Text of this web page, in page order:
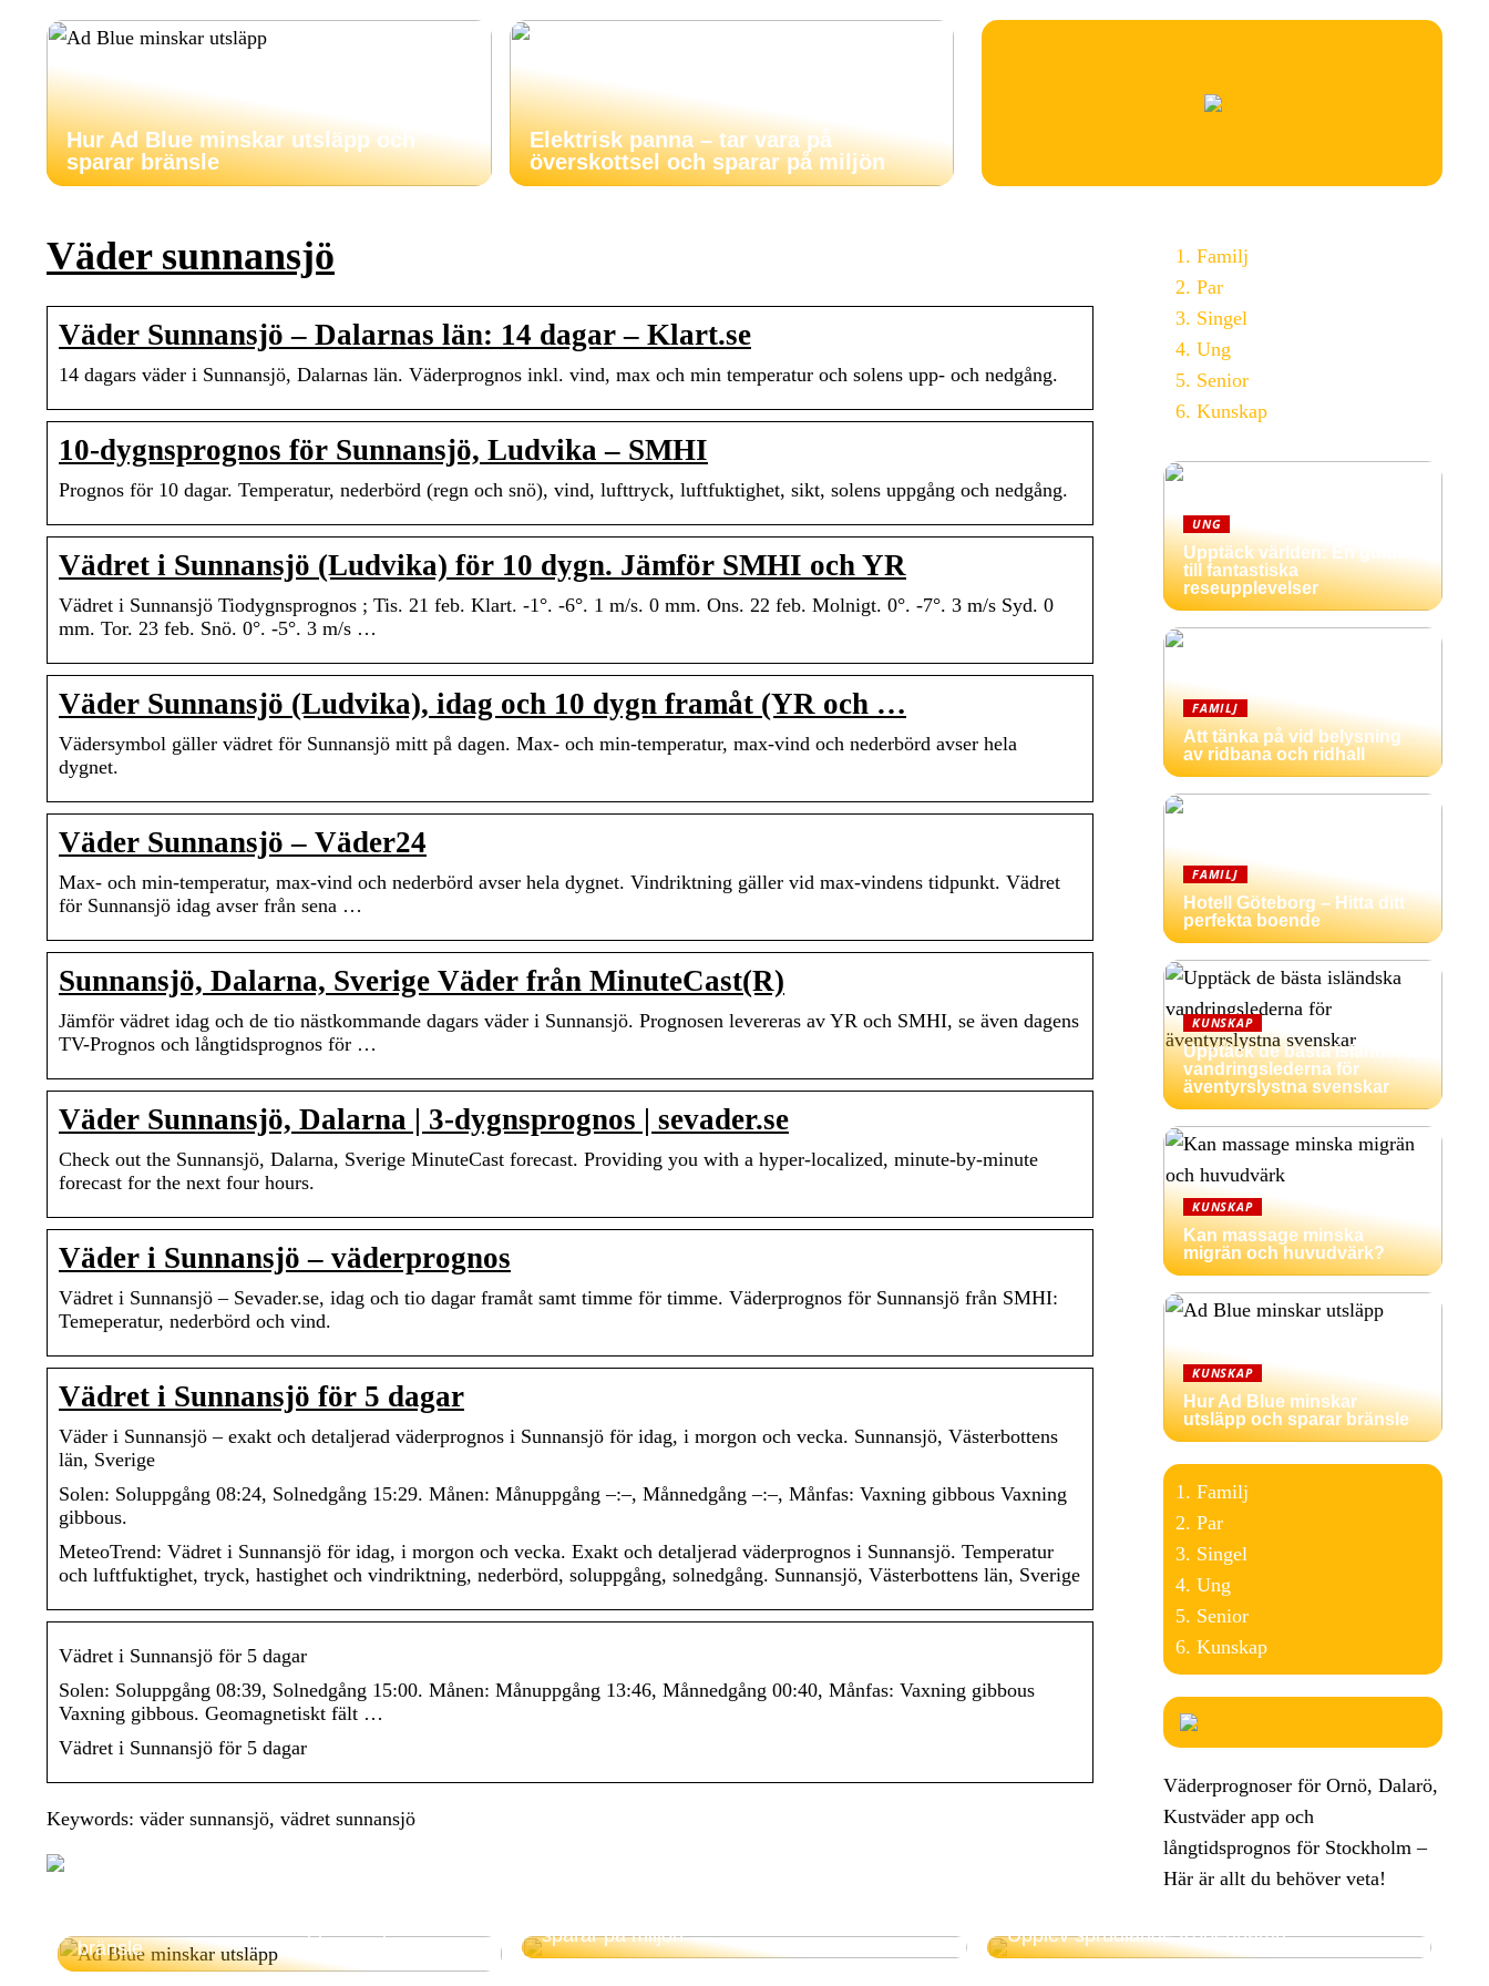
Hur Ad Blue minskar utsläpp och
sparar bränsle
Elektrisk panna – tar vara på
överskottsel och sparar på miljön
Väder sunnansjö
Väder Sunnansjö – Dalarnas län: 14 dagar – Klart.se
14 dagars väder i Sunnansjö, Dalarnas län. Väderprognos inkl. vind, max och min temperatur och solens upp- och nedgång.
10-dygnsprognos för Sunnansjö, Ludvika – SMHI
Prognos för 10 dagar. Temperatur, nederbörd (regn och snö), vind, lufttryck, luftfuktighet, sikt, solens uppgång och nedgång.
Vädret i Sunnansjö (Ludvika) för 10 dygn. Jämför SMHI och YR
Vädret i Sunnansjö Tiodygnsprognos ; Tis. 21 feb. Klart. -1°. -6°. 1 m/s. 0 mm. Ons. 22 feb. Molnigt. 0°. -7°. 3 m/s Syd. 0
mm. Tor. 23 feb. Snö. 0°. -5°. 3 m/s …
Väder Sunnansjö (Ludvika), idag och 10 dygn framåt (YR och …
Vädersymbol gäller vädret för Sunnansjö mitt på dagen. Max- och min-temperatur, max-vind och nederbörd avser hela
dygnet.
Väder Sunnansjö – Väder24
Max- och min-temperatur, max-vind och nederbörd avser hela dygnet. Vindriktning gäller vid max-vindens tidpunkt. Vädret
för Sunnansjö idag avser från sena …
Sunnansjö, Dalarna, Sverige Väder från MinuteCast(R)
Jämför vädret idag och de tio nästkommande dagars väder i Sunnansjö. Prognosen levereras av YR och SMHI, se även dagens
TV-Prognos och långtidsprognos för …
Väder Sunnansjö, Dalarna | 3-dygnsprognos | sevader.se
Check out the Sunnansjö, Dalarna, Sverige MinuteCast forecast. Providing you with a hyper-localized, minute-by-minute
forecast for the next four hours.
Väder i Sunnansjö – väderprognos
Vädret i Sunnansjö – Sevader.se, idag och tio dagar framåt samt timme för timme. Väderprognos för Sunnansjö från SMHI:
Temeperatur, nederbörd och vind.
Vädret i Sunnansjö för 5 dagar
Väder i Sunnansjö – exakt och detaljerad väderprognos i Sunnansjö för idag, i morgon och vecka. Sunnansjö, Västerbottens
län, Sverige
Solen: Soluppgång 08:24, Solnedgång 15:29. Månen: Månuppgång –:–, Månnedgång –:–, Månfas: Vaxning gibbous Vaxning
gibbous.
MeteoTrend: Vädret i Sunnansjö för idag, i morgon och vecka. Exakt och detaljerad väderprognos i Sunnansjö. Temperatur
och luftfuktighet, tryck, hastighet och vindriktning, nederbörd, soluppgång, solnedgång. Sunnansjö, Västerbottens län, Sverige
Vädret i Sunnansjö för 5 dagar
Solen: Soluppgång 08:39, Solnedgång 15:00. Månen: Månuppgång 13:46, Månnedgång 00:40, Månfas: Vaxning gibbous
Vaxning gibbous. Geomagnetiskt fält …
Vädret i Sunnansjö för 5 dagar
Keywords: väder sunnansjö, vädret sunnansjö
Familj
Par
Singel
Ung
Senior
Kunskap
UNG
Upptäck världen: En guide
till fantastiska
reseupplevelser
FAMILJ
Att tänka på vid belysning
av ridbana och ridhall
FAMILJ
Hotell Göteborg – Hitta ditt
perfekta boende
KUNSKAP
Upptäck de bästa isländska
vandringslederna för
äventyrslystna svenskar
KUNSKAP
Kan massage minska
migrän och huvudvärk?
KUNSKAP
Hur Ad Blue minskar
utsläpp och sparar bränsle
Familj
Par
Singel
Ung
Senior
Kunskap
Väderprognoser för Ornö, Dalarö,
Kustväder app och
långtidsprognos för Stockholm –
Här är allt du behöver veta!
bränsle
sparar på miljön
Upplev sprudlande Köpenhamn